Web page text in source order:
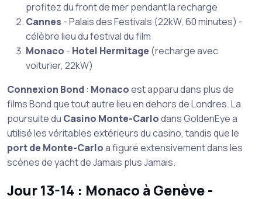
profitez du front de mer pendant la recharge
Cannes- Palais des Festivals (22kW, 60 minutes) -
célèbre lieu du festival du film
Monaco - Hotel Hermitage (recharge avec
voiturier, 22kW)
Connexion Bond: Monacoest apparu dans plus de
films Bond que tout autre lieu en dehors de Londres. La
poursuite du Casino Monte-Carlodans GoldenEye a
utilisé les véritables extérieurs du casino, tandis que le
port de Monte-Carloa figuré extensivement dans les
scènes de yacht de Jamais plus Jamais.
Jour 13-14 : Monaco à Genève -